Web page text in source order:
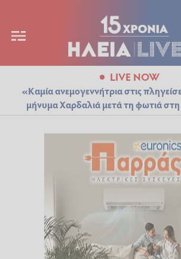
LIVE NOW
«Καμία ανεμογεννήτρια στις
μήνυμα Χαρδαλιά μετά τη φωτιά στη